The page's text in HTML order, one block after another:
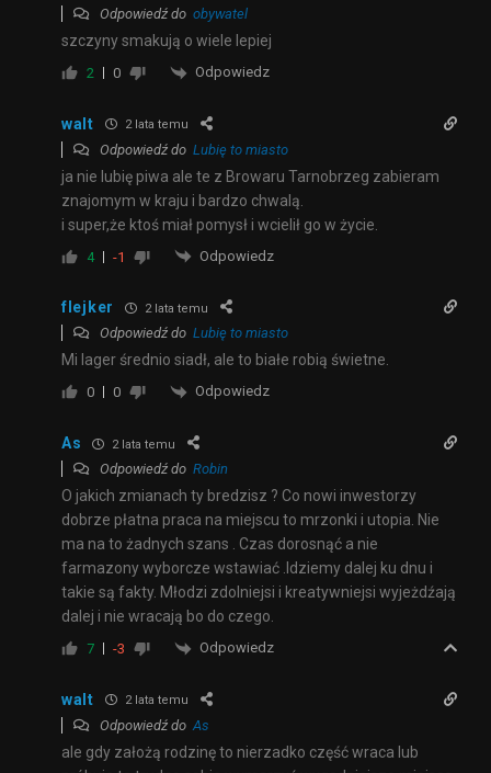
Odpowiedź do obywatel
szczyny smakują o wiele lepiej
2 0 Odpowiedz
walt 2 lata temu
Odpowiedź do Lubię to miasto
ja nie lubię piwa ale te z Browaru Tarnobrzeg zabieram
znajomym w kraju i bardzo chwalą.
i super,że ktoś miał pomysł i wcielił go w życie.
4 -1 Odpowiedz
flejker 2 lata temu
Odpowiedź do Lubię to miasto
Mi lager średnio siadł, ale to białe robią świetne.
0 0 Odpowiedz
As 2 lata temu
Odpowiedź do Robin
O jakich zmianach ty bredzisz ? Co nowi inwestorzy
dobrze płatna praca na miejscu to mrzonki i utopia. Nie
ma na to żadnych szans . Czas dorosnąć a nie
farmazony wyborcze wstawiać .Idziemy dalej ku dnu i
takie są fakty. Młodzi zdolniejsi i kreatywniejsi wyjeżdźają
dalej i nie wracają bo do czego.
7 -3 Odpowiedz
walt 2 lata temu
Odpowiedź do As
ale gdy założą rodzinę to nierzadko część wraca lub